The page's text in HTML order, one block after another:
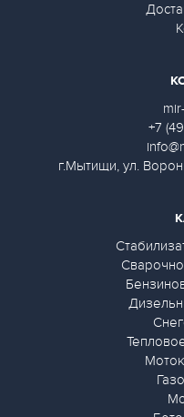
+7
г.Мытищи, ул.